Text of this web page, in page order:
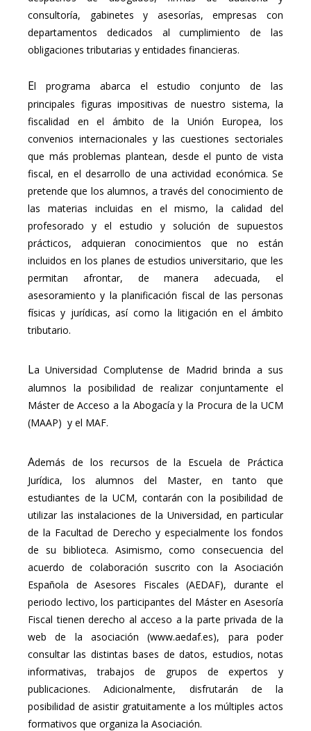
consultoría, gabinetes y asesorías, empresas con
departamentos dedicados al cumplimiento de las
obligaciones tributarias y entidades financieras.
El programa abarca el estudio conjunto de las
principales figuras impositivas de nuestro sistema, la
fiscalidad en el ámbito de la Unión Europea, los
convenios internacionales y las cuestiones sectoriales
que más problemas plantean, desde el punto de vista
fiscal, en el desarrollo de una actividad económica. Se
pretende que los alumnos, a través del conocimiento de
las materias incluidas en el mismo, la calidad del
profesorado y el estudio y solución de supuestos
prácticos, adquieran conocimientos que no están
incluidos en los planes de estudios universitario, que les
permitan afrontar, de manera adecuada, el
asesoramiento y la planificación fiscal de las personas
físicas y jurídicas, así como la litigación en el ámbito
tributario.
La Universidad Complutense de Madrid brinda a sus
alumnos la posibilidad de realizar conjuntamente el
Máster de Acceso a la Abogacía y la Procura de la UCM
(MAAP) y el MAF.
Además de los recursos de la Escuela de Práctica
Jurídica, los alumnos del Master, en tanto que
estudiantes de la UCM, contarán con la posibilidad de
utilizar las instalaciones de la Universidad, en particular
de la Facultad de Derecho y especialmente los fondos
de su biblioteca. Asimismo, como consecuencia del
acuerdo de colaboración suscrito con la Asociación
Española de Asesores Fiscales (AEDAF), durante el
periodo lectivo, los participantes del Máster en Asesoría
Fiscal tienen derecho al acceso a la parte privada de la
web de la asociación (www.aedaf.es), para poder
consultar las distintas bases de datos, estudios, notas
informativas, trabajos de grupos de expertos y
publicaciones. Adicionalmente, disfrutarán de la
posibilidad de asistir gratuitamente a los múltiples actos
formativos que organiza la Asociación.